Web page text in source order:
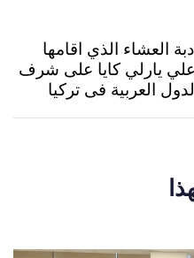
العشاء الذي اقامها
علي يارلي كايا على شرف
العربية فى تركيا